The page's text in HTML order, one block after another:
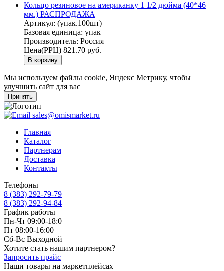
Кольцо резиновое на американку 1 1/2 дюйма (40*46
мм.) РАСПРОДАЖА
Артикул: (упак.100шт)
Базовая единица: упак
Производитель: Россия
Цена(РРЦ) 821.70 руб.
В корзину
Мы используем файлы cookie, Яндекс Метрику, чтобы
улучшить сайт для вас
Принять
sales@omismarket.ru
Главная
Каталог
Партнерам
Доставка
Контакты
Телефоны
8 (383) 292-79-79
8 (383) 292-94-84
График работы
Пн-Чт 09:00-18:0
Пт 08:00-16:00
Сб-Вс Выходной
Хотите стать нашим партнером?
Запросить прайс
Наши товары на маркетплейсах